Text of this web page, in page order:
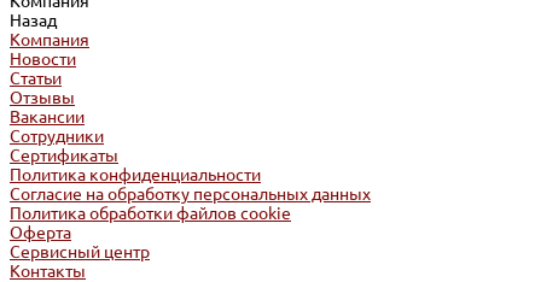
Назад
Компания
Новости
Статьи
Отзывы
Вакансии
Сотрудники
Сертификаты
Политика конфиденциальности
Согласие на обработку персональных данных
Политика обработки файлов cookie
Оферта
Сервисный центр
Контакты